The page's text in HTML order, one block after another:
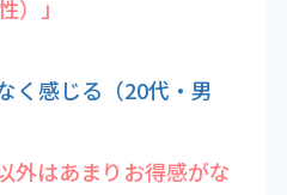
）」
く感じる（20代・男
外はあまりお得感がな